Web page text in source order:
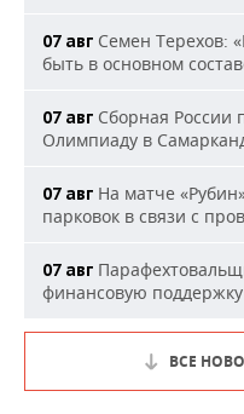
07 авг Семен Терехов:
быть в основном
07 авг Сборная России
Олимпиаду в
07 авг На матче
парковок в связи с
07 авг
финансовую
ВСЕ